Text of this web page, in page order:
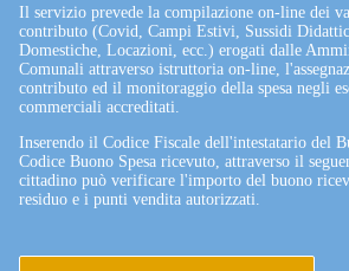
Il servizio prevede la compilazione on-line dei
contributo (Covid, Campi Estivi, Sussidi
Domestiche, Locazioni, ecc.) erogati dalle
Comunali attraverso istruttoria on-line,
contributo ed il monitoraggio della spesa negli
commerciali accreditati.
Inserendo il Codice Fiscale dell'intestatario del
Codice Buono Spesa ricevuto, attraverso il
cittadino può verificare l'importo del buono
residuo e i punti vendita autorizzati.